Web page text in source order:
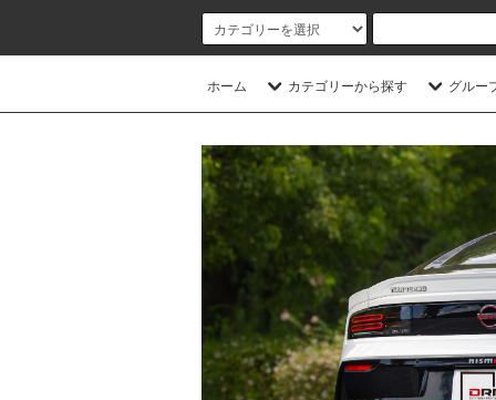
ホーム カテゴリーから探す グルー